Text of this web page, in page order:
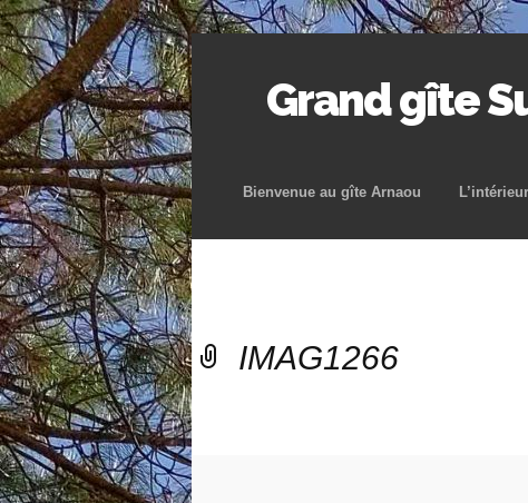
Grand gîte
Bienvenue au gîte Arnaou L’intérieur
IMAG1266